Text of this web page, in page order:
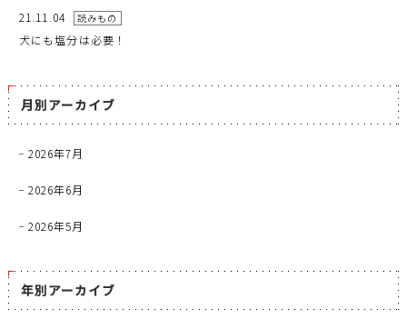
21.11.04 読みもの
犬にも塩分は必要！
月別アーカイブ
2026年7月
2026年6月
2026年5月
年別アーカイブ